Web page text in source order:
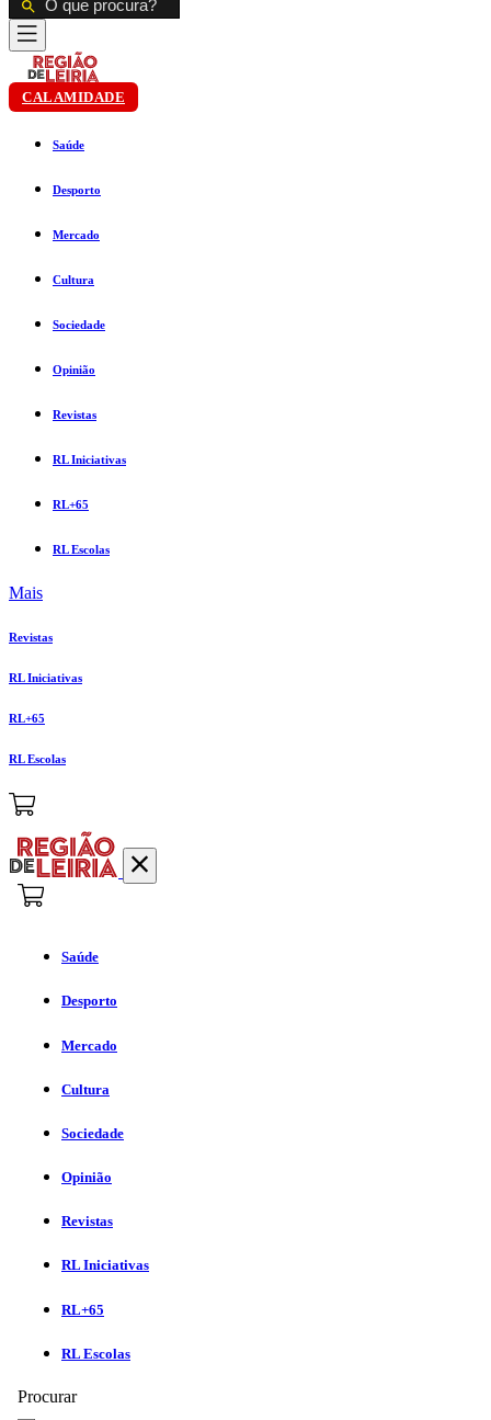
CALAMIDADE
Saúde
Desporto
Mercado
Cultura
Sociedade
Opinião
Revistas
RL Iniciativas
RL+65
RL Escolas
Mais
Revistas
RL Iniciativas
RL+65
RL Escolas
Saúde
Desporto
Mercado
Cultura
Sociedade
Opinião
Revistas
RL Iniciativas
RL+65
RL Escolas
Procurar